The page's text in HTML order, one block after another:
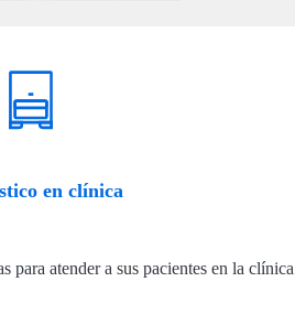
en clínica
para atender a sus pacientes en la clínica